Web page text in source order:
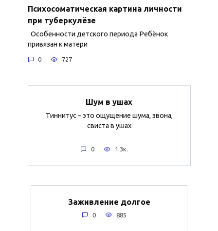
Психосоматическая картина личности
при туберкулёзе
Особенности детского периода Ребёнок
привязан к матери
0 727
Шум в ушах
Тиннитус – это ощущение шума, звона,
свиста в ушах
0 1.3к.
Заживление долгое
0 885